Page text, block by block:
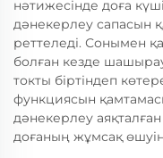
нәтижесінде доға
дәнекерлеу сапасын
реттеледі. Сонымен
болған кезде
токты біртіндеп
функциясын
дәнекерлеу аяқталған
доғаның жұмсақ